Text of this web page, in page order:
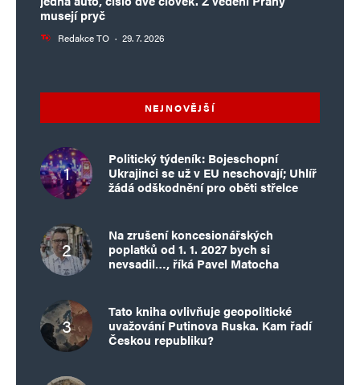
musejí pryč
Redakce TO · 29. 7. 2026
NEJNOVĚJŠÍ
Politický týdeník: Bojeschopní
Ukrajinci se už v EU neschovají; Uhlíř
žádá odškodnění pro oběti střelce
Na zrušení koncesionářských
poplatků od 1. 1. 2027 bych si
nevsadil…, říká Pavel Matocha
Tato kniha ovlivňuje geopolitické
uvažování Putinova Ruska. Kam řadí
Českou republiku?